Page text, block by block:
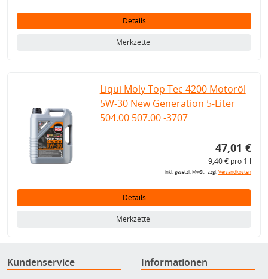
Details
Merkzettel
Liqui Moly Top Tec 4200 Motoröl
5W-30 New Generation 5-Liter
504.00 507.00 -3707
47,01 €
9,40 € pro 1 l
inkl. gesetzl. MwSt., zzgl.Versandkosten
Details
Merkzettel
Kundenservice Informationen